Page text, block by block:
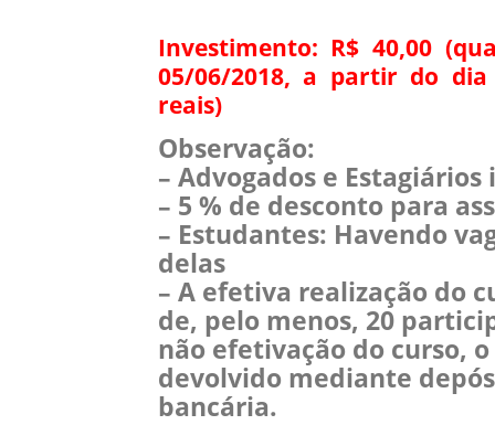
Investimento: R$ 40,00
05/06/2018, a partir do dia
reais)
Observação:
– Advogados e
– 5 % de desconto para
– Estudantes: Havendo
delas
– A efetiva realização do
de, pelo menos, 20
não efetivação do curso,
devolvido mediante
bancária.